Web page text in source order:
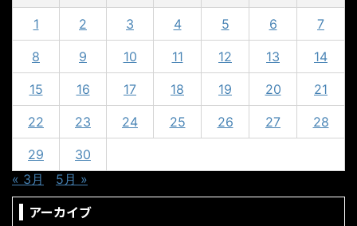
1 2 3 4 5 6 7
8 9 10 11 12 13 14
15 16 17 18 19 20 21
22 23 24 25 26 27 28
29
30
« 3月
5月 »
アーカイブ